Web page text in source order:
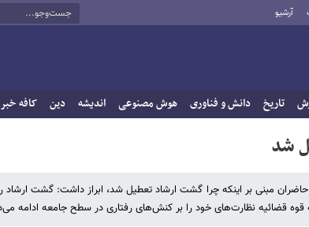
آرشیو
تاریخ دانش و فناوری هوش مصنوعی اندیشه دین کافه خبر
شد
مبنی بر اینکه چرا گشت ارشاد تعطیل شد، ابراز داشت: گشت ارشاد
قضائیه نظارت‌های خود را بر کنش‌های رفتاری در سطح جامعه ادامه